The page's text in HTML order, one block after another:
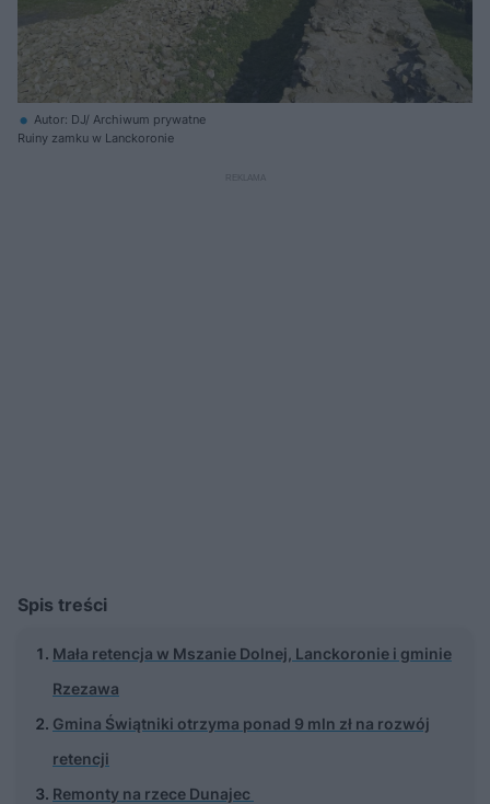
Autor: DJ/ Archiwum prywatne
Ruiny zamku w Lanckoronie
Spis treści
Mała retencja w Mszanie Dolnej, Lanckoronie i gminie
Rzezawa
Gmina Świątniki otrzyma ponad 9 mln zł na rozwój
retencji
Remonty na rzece Dunajec